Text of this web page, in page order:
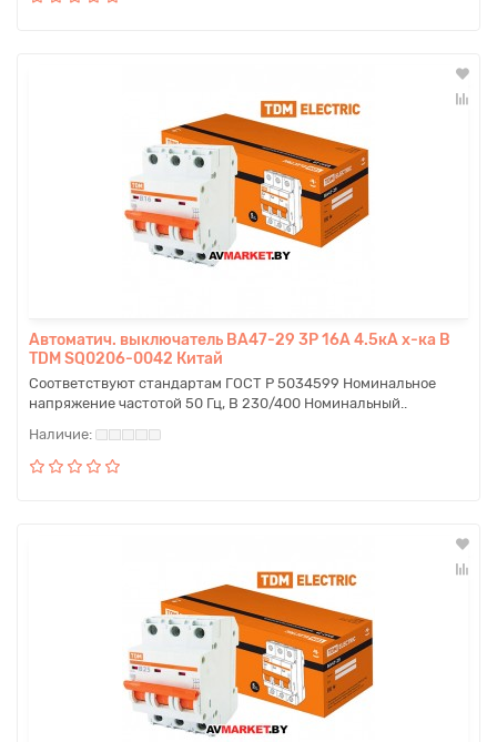
Автоматич. выключатель ВА47-29 3P 16A 4.5кА х-ка B
TDM SQ0206-0042 Китай
Соответствуют стандартам ГОСТ Р 5034599 Номинальное
напряжение частотой 50 Гц, В 230/400 Номинальный..